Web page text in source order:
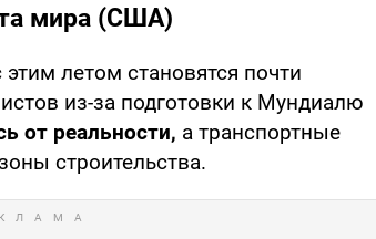
мира (США)
летом становятся почти
из-за подготовки к Мундиалю
от реальности, а транспортные
строительства.